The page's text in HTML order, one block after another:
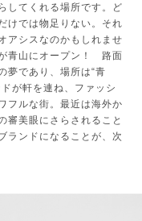
してくれる場所です。ど
けでは物足りない。それ
アシスなのかもしれませ
青山にオープン！ 路面
夢であり、場所は“青
が軒を連ね、ファッシ
フルな街。最近は海外か
審美眼にさらされること
ランドになることが、次